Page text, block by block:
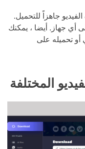
جاهزاً للتحميل.
أي جهاز. أيضا ، يمكنك
أو تحميله على
المختلفة